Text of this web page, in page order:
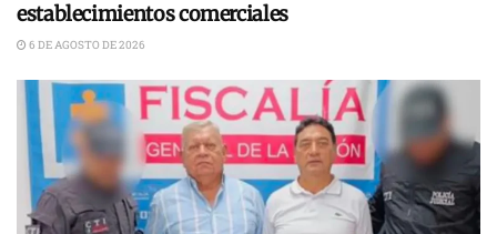
establecimientos comerciales
6 DE AGOSTO DE 2026